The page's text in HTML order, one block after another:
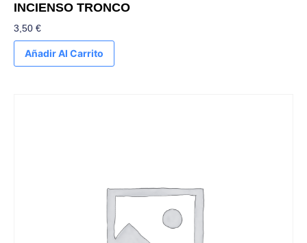
INCIENSO TRONCO
3,50 €
Añadir Al Carrito